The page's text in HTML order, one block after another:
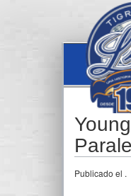
Publicado el .